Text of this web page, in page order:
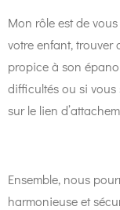
Mon rôle est de
votre enfant, trouver
propice à son
difficultés ou si
sur le lien
Ensemble, nous
harmonieuse et